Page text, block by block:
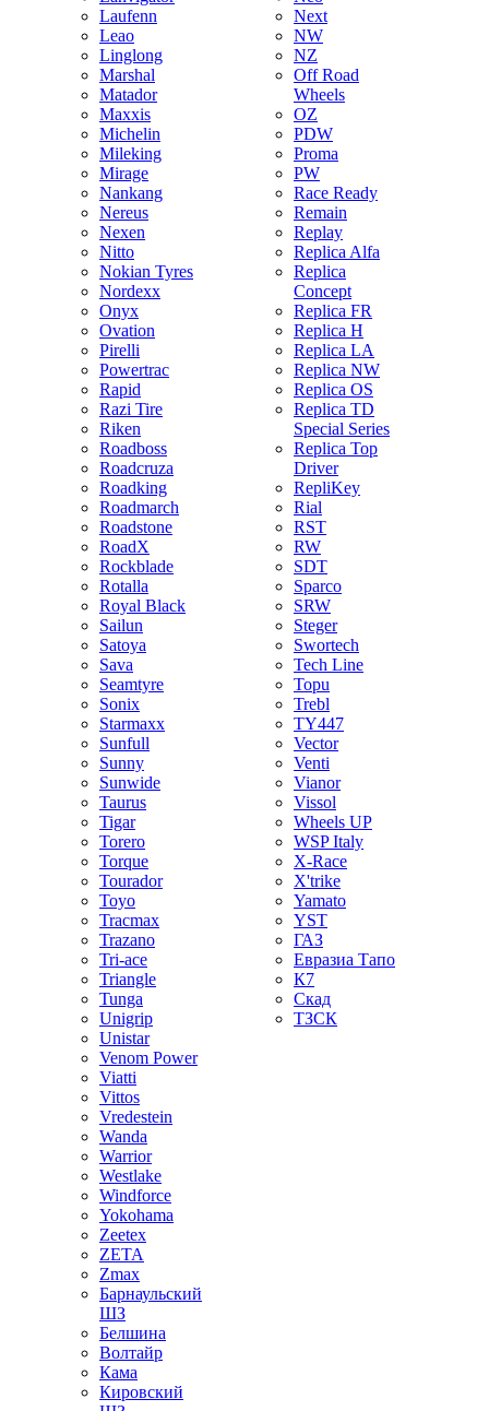
Laufenn
Leao
Linglong
Marshal
Matador
Maxxis
Michelin
Mileking
Mirage
Nankang
Nereus
Nexen
Nitto
Nokian Tyres
Nordexx
Onyx
Ovation
Pirelli
Powertrac
Rapid
Razi Tire
Riken
Roadboss
Roadcruza
Roadking
Roadmarch
Roadstone
RoadX
Rockblade
Rotalla
Royal Black
Sailun
Satoya
Sava
Seamtyre
Sonix
Starmaxx
Sunfull
Sunny
Sunwide
Taurus
Tigar
Torero
Torque
Tourador
Toyo
Tracmax
Trazano
Tri-ace
Triangle
Tunga
Unigrip
Unistar
Venom Power
Viatti
Vittos
Vredestein
Wanda
Warrior
Westlake
Windforce
Yokohama
Zeetex
ZETA
Zmax
Барнаульский
ШЗ
Белшина
Волтайр
Кама
Кировский
Next
NW
NZ
Off Road
Wheels
OZ
PDW
Proma
PW
Race Ready
Remain
Replay
Replica Alfa
Replica
Concept
Replica FR
Replica H
Replica LA
Replica NW
Replica OS
Replica TD
Special Series
Replica Top
Driver
RepliKey
Rial
RST
RW
SDT
Sparco
SRW
Steger
Swortech
Tech Line
Topu
Trebl
TY447
Vector
Venti
Vianor
Vissol
Wheels UP
WSP Italy
X-Race
X'trike
Yamato
YST
ГАЗ
Евразиа Тапо
К7
Скад
ТЗСК